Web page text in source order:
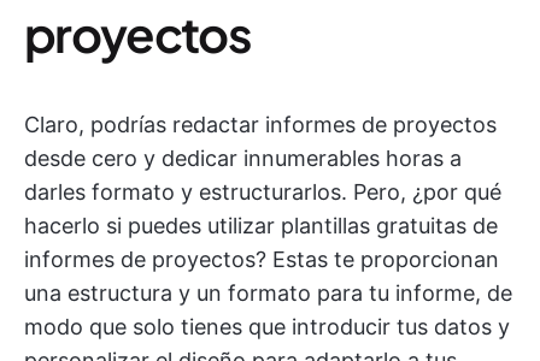
proyectos
Claro, podrías redactar informes de proyectos
desde cero y dedicar innumerables horas a
darles formato y estructurarlos. Pero, ¿por qué
hacerlo si puedes utilizar plantillas gratuitas de
informes de proyectos? Estas te proporcionan
una estructura y un formato para tu informe, de
modo que solo tienes que introducir tus datos y